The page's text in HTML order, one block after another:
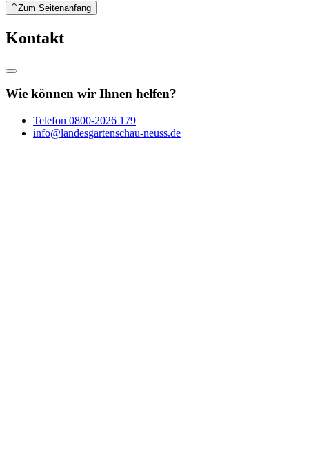
Zum Seitenanfang
Kontakt
Wie können wir Ihnen helfen?
Telefon 0800-2026 179
info@landesgartenschau-neuss.de